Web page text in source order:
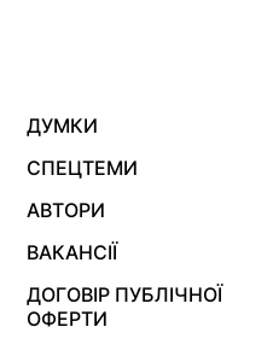
ДУМКИ
СПЕЦТЕМИ
АВТОРИ
ВАКАНСІЇ
ДОГОВІР ПУБЛІЧНОЇ
ОФЕРТИ